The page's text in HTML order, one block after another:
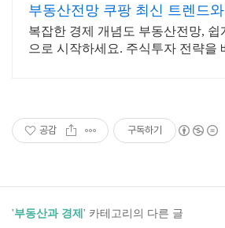
부동산전망 쿠팡 최신 트렌드
복잡한 경제 개념도 부동산전망, 쉽
으로 시작하세요. 주식투자 전략을
공감 구독하기
'부동산과 경제 ' 카테고리의 다른 글